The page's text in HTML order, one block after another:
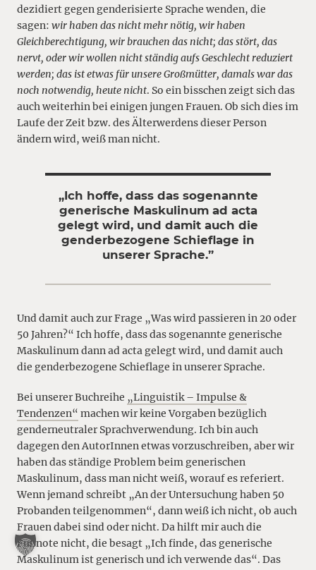
dezidiert gegen genderisierte Sprache wenden, die
sagen: wir haben das nicht mehr nötig, wir haben
Gleichberechtigung, wir brauchen das nicht; das stört, das
nervt, oder wir wollen nicht ständig aufs Geschlecht reduziert
werden; das ist etwas für unsere Großmütter, damals war das
noch notwendig, heute nicht. So ein bisschen zeigt sich das
auch weiterhin bei einigen jungen Frauen. Ob sich dies im
Laufe der Zeit bzw. des Älterwerdens dieser Person
ändern wird, weiß man nicht.
„Ich hoffe, dass das sogenannte
generische Maskulinum ad acta
gelegt wird, und damit auch die
genderbezogene Schieflage in
unserer Sprache.”
Und damit auch zur Frage „Was wird passieren in 20 oder
50 Jahren?“ Ich hoffe, dass das sogenannte generische
Maskulinum dann ad acta gelegt wird, und damit auch
die genderbezogene Schieflage in unserer Sprache.
Bei unserer Buchreihe „Linguistik – Impulse &
Tendenzen“ machen wir keine Vorgaben bezüglich
genderneutraler Sprachverwendung. Ich bin auch
dagegen den AutorInnen etwas vorzuschreiben, aber wir
haben das ständige Problem beim generischen
Maskulinum, dass man nicht weiß, worauf es referiert.
Wenn jemand schreibt „An der Untersuchung haben 50
Probanden teilgenommen“, dann weiß ich nicht, ob auch
Frauen dabei sind oder nicht. Da hilft mir auch die
Fußnote nicht, die besagt „Ich finde, das generische
Maskulinum ist generisch und ich verwende das“. Das